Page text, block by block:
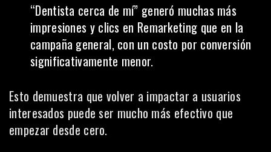
“Dentista cerca de mí” generó muchas más
impresiones y clics en Remarketing que en la
campaña general, con un costo por conversión
significativamente menor.
Esto demuestra que volver a impactar a usuarios
interesados puede ser mucho más efectivo que
empezar desde cero.